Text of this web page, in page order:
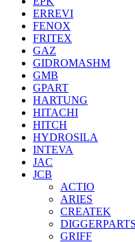
ERREVI
FENOX
FRITEX
GAZ
GIDROMASHM
GMB
GPART
HARTUNG
HITACHI
HITCH
HYDROSILA
INTEVA
JAC
JCB
ACTIO
ARIES
CREATEK
DIGGERPARTS
GRIFF